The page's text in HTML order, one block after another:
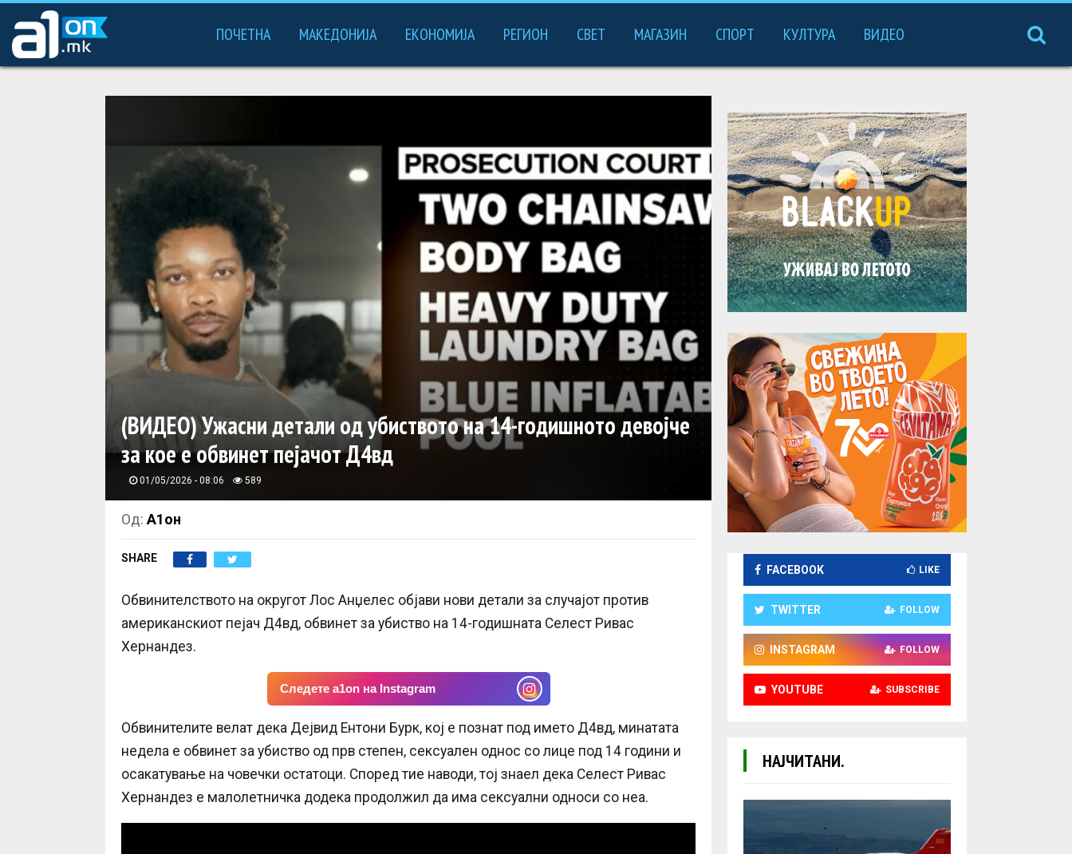
ПОЧЕТНА МАКЕДОНИЈА ЕКОНОМИЈА РЕГИОН СВЕТ МАГАЗИН СПОРТ КУЛТУРА ВИДЕО
(ВИДЕО) Ужасни детали од убиството на 14-годишното девојче
за кое е обвинет пејачот Д4вд
01/05/2026 - 08:06 589
Од: А1он
SHARE
Обвинителството на округот Лос Анџелес објави нови детали за случајот против
американскиот пејач Д4вд, обвинет за убиство на 14-годишната Селест Ривас
Хернандез.
Следете a1on на Instagram
Обвинителите велат дека Дејвид Ентони Бурк, кој е познат под името Д4вд, минатата
недела е обвинет за убиство од прв степен, сексуален однос со лице под 14 години и
осакатување на човечки остатоци. Според тие наводи, тој знаел дека Селест Ривас
Хернандез е малолетничка додека продолжил да има сексуални односи со неа.
FACEBOOK LIKE
TWITTER FOLLOW
INSTAGRAM FOLLOW
YOUTUBE SUBSCRIBE
НАЈЧИТАНИ.